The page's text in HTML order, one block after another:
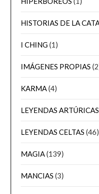
HISTORIAS DE LA
I CHING(1)
IMÁGENES PROPIAS
KARMA(4)
LEYENDAS ARTÚRICAS
LEYENDAS CELTAS (46)
MAGIA(139)
MANCIAS (3)